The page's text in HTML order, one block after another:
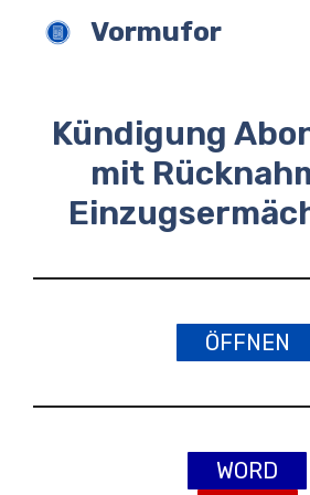
Inhalt
Vormufor
Kündigung
mit
ÖFFNEN
WORD